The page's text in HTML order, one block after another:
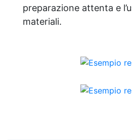
preparazione attenta e
materiali.